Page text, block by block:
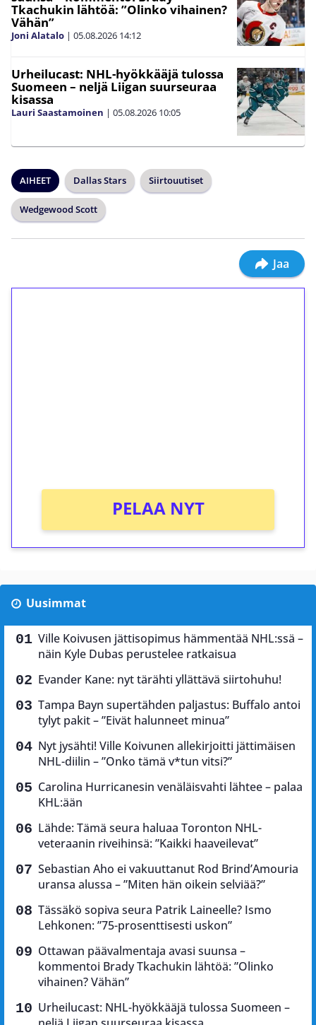
Tkachukin lähtöä: ”Olinko vihainen?
Vähän”
Joni Alatalo | 05.08.2026 14:12
Urheilucast: NHL-hyökkääjä tulossa
Suomeen – neljä Liigan suurseuraa
kisassa
Lauri Saastamoinen | 05.08.2026 10:05
AIHEET Dallas Stars Siirtouutiset
Wedgewood Scott
Jaa
PELAA NYT
Uusimmat
Ville Koivusen jättisopimus hämmentää NHL:ssä –
näin Kyle Dubas perustelee ratkaisua
Evander Kane: nyt tärähti yllättävä siirtohuhu!
Tampa Bayn supertähden paljastus: Buffalo antoi
tylyt pakit – ”Eivät halunneet minua”
Nyt jysähti! Ville Koivunen allekirjoitti jättimäisen
NHL-diilin – ”Onko tämä v*tun vitsi?”
Carolina Hurricanesin venäläisvahti lähtee – palaa
KHL:ään
Lähde: Tämä seura haluaa Toronton NHL-
veteraanin riveihinsä: ”Kaikki haaveilevat”
Sebastian Aho ei vakuuttanut Rod Brind’Amouria
uransa alussa – ”Miten hän oikein selviää?”
Tässäkö sopiva seura Patrik Laineelle? Ismo
Lehkonen: ”75-prosenttisesti uskon”
Ottawan päävalmentaja avasi suunsa –
kommentoi Brady Tkachukin lähtöä: ”Olinko
vihainen? Vähän”
Urheilucast: NHL-hyökkääjä tulossa Suomeen –